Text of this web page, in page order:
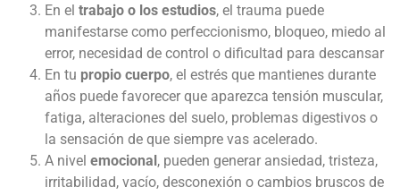
En el trabajo o los estudios, el trauma puede
manifestarse como perfeccionismo, bloqueo, miedo al
error, necesidad de control o dificultad para descansar
En tu propio cuerpo, el estrés que mantienes durante
años puede favorecer que aparezca tensión muscular,
fatiga, alteraciones del suelo, problemas digestivos o
la sensación de que siempre vas acelerado.
A nivel emocional, pueden generar ansiedad, tristeza,
irritabilidad, vacío, desconexión o cambios bruscos de